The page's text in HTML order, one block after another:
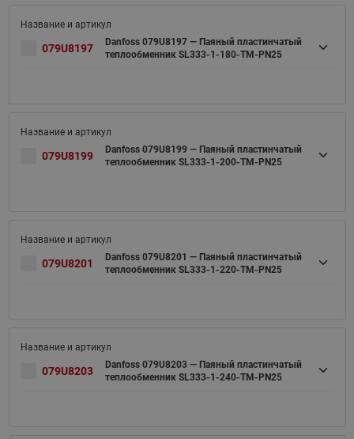
079U8197
Danfoss 079U8197 — Паяный пластинчатый
теплообменник SL333-1-180-TM-PN25
079U8199
Danfoss 079U8199 — Паяный пластинчатый
теплообменник SL333-1-200-TM-PN25
079U8201
Danfoss 079U8201 — Паяный пластинчатый
теплообменник SL333-1-220-TM-PN25
079U8203
Danfoss 079U8203 — Паяный пластинчатый
теплообменник SL333-1-240-TM-PN25